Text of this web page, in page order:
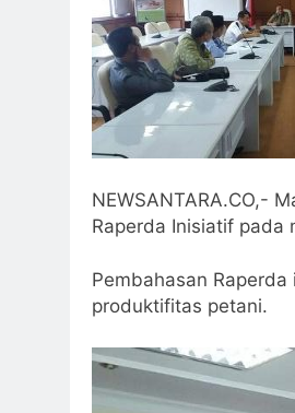
NEWSANTARA.CO,-
Raperda Inisiatif pada
Pembahasan
produktifitas petani.